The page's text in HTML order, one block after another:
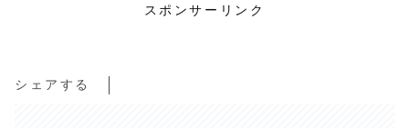
スポンサーリンク
シェアする